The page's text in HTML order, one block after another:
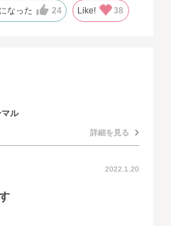
ていただき、心より感謝申し上げ
なった 24 Like! 38
マル
詳細を見る
2022.1.20